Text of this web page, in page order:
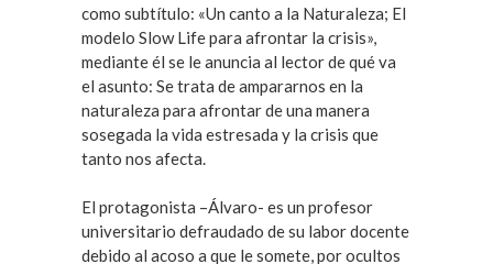
como subtítulo: «Un canto a la Naturaleza; El
modelo Slow Life para afrontar la crisis»,
mediante él se le anuncia al lector de qué va
el asunto: Se trata de ampararnos en la
naturaleza para afrontar de una manera
sosegada la vida estresada y la crisis que
tanto nos afecta.
El protagonista –Álvaro- es un profesor
universitario defraudado de su labor docente
debido al acoso a que le somete, por ocultos